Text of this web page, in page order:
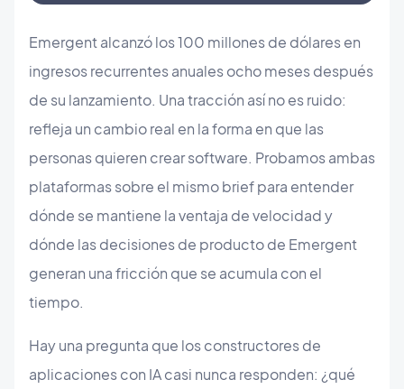
Emergent alcanzó los 100 millones de dólares en
ingresos recurrentes anuales ocho meses después
de su lanzamiento. Una tracción así no es ruido:
refleja un cambio real en la forma en que las
personas quieren crear software. Probamos ambas
plataformas sobre el mismo brief para entender
dónde se mantiene la ventaja de velocidad y
dónde las decisiones de producto de Emergent
generan una fricción que se acumula con el
tiempo.
Hay una pregunta que los constructores de
aplicaciones con IA casi nunca responden: ¿qué